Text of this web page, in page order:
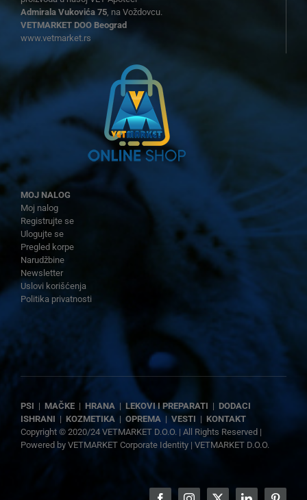
Admirala Vukovića 75, na Voždovcu.
VETMARKET DOO Beograd
www.vetmarket.rs
MOJ NALOG
Moj nalog
Registrujte se
Ulogujte se
Pregled korpe
Narudžbine
Newsletter
Uslovi korišćenja
Politika privatnosti
PSI | MAČKE| HRANA| LEKOVI I PREPARATI | DODACI
ISHRANI | KOZMETIKA| OPREMA| VESTI | KONTAKT
Copyright © 2020/24 VETMARKET D.O.O. | All Rights Reserved |
Powered by VETMARKET Corporate Identity| VETMARKET D.O.O.